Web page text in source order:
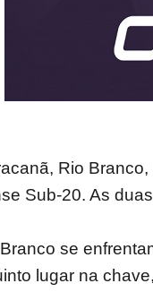
Rio
Sub-20. As
se
lugar na